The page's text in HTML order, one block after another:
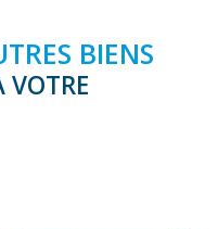
BIENS
VOTRE